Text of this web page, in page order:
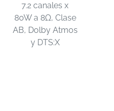
7.2 canales x
80W a 8Ω, Clase
AB, Dolby Atmos
y DTS:X